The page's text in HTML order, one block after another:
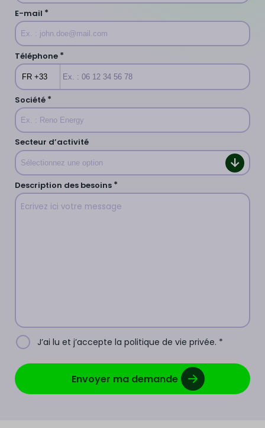
E-mail *
Téléphone *
FR +33
Société *
Secteur d’activité
Sélectionnez une option
Description des besoins *
J’ai lu et j’accepte la politique de vie privée. *
Envoyer ma demande